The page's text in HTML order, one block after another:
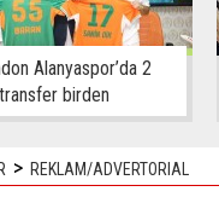
Alanyaspor’da 2
transfer birden
> REKLAM/ADVERTORIAL